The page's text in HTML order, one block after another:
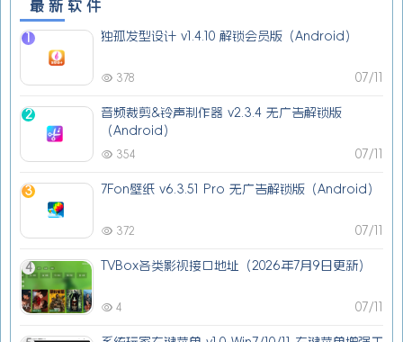
最新软件
1 独孤发型设计 v1.4.10 解锁会员版（Android）
07/11
378
2
音频裁剪&铃声制作器 v2.3.4 无广告解锁版
（Android）
07/11
354
3 7Fon壁纸 v6.3.51 Pro 无广告解锁版（Android）
07/11
372
4 TVBox各类影视接口地址（2026年7月9日更新）
07/11
4